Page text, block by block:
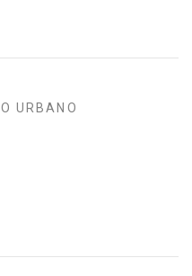
URBANO